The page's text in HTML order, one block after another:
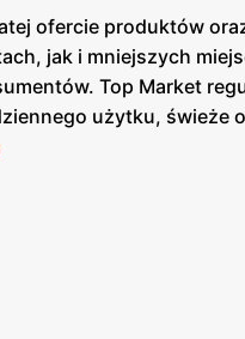
ofercie produktów
jak i mniejszych
Top Market
użytku, świeże
swoje ulubione produkty,
i
Sklepy są